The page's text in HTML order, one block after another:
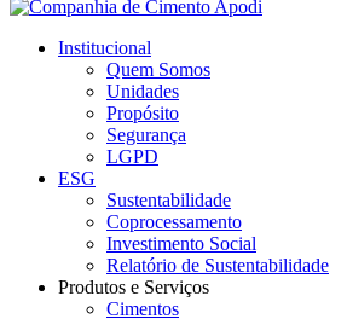
Institucional
Quem Somos
Unidades
Propósito
Segurança
LGPD
ESG
Sustentabilidade
Coprocessamento
Investimento Social
Relatório de Sustentabilidade
Produtos e Serviços
Cimentos